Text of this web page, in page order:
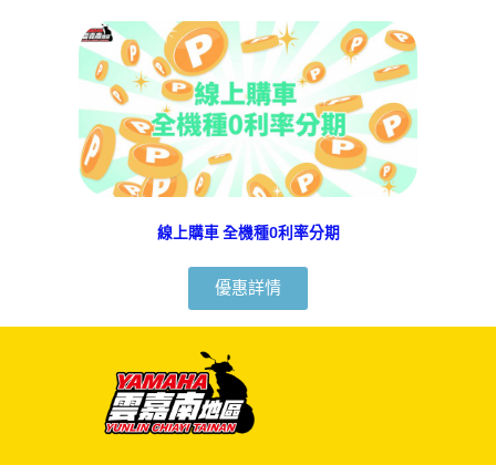
線上購車 全機種0利率分期
優惠詳情